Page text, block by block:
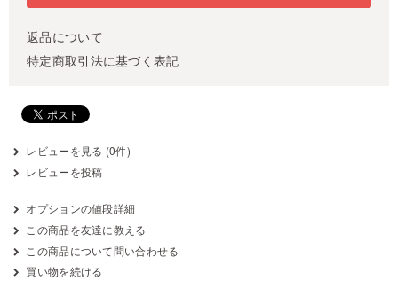
返品について
特定商取引法に基づく表記
レビューを見る (0件)
レビューを投稿
オプションの値段詳細
この商品を友達に教える
この商品について問い合わせる
買い物を続ける